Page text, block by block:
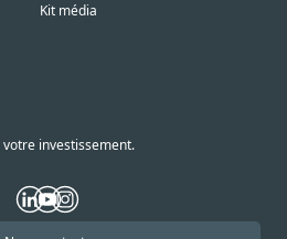
Kit média
investissement.